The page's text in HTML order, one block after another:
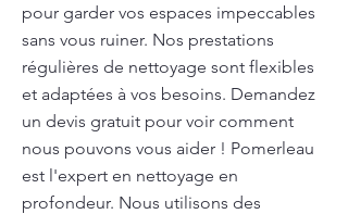
pour garder vos espaces impeccables
sans vous ruiner. Nos prestations
régulières de nettoyage sont flexibles
et adaptées à vos besoins. Demandez
un devis gratuit pour voir comment
nous pouvons vous aider ! Pomerleau
est l'expert en nettoyage en
profondeur. Nous utilisons des